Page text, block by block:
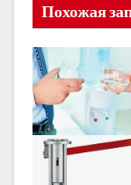
я
п
о
з
Похожая